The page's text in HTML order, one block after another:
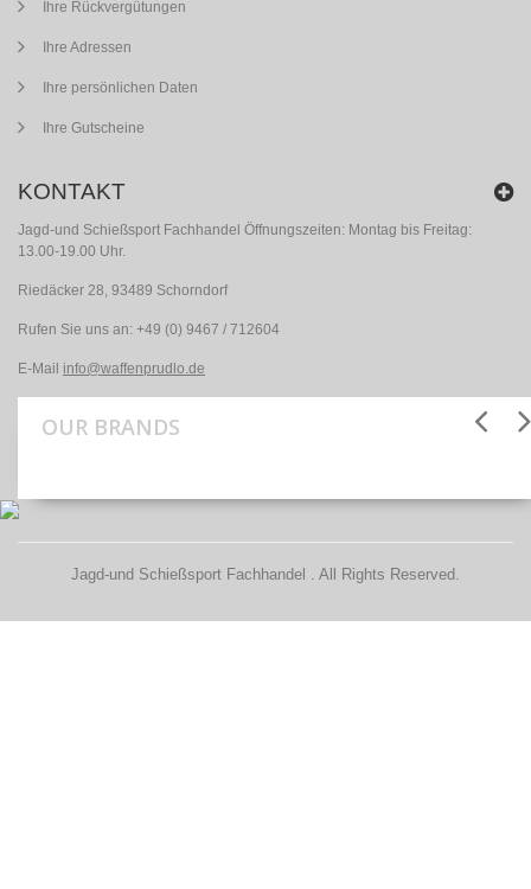
Ihre Rückvergütungen
Ihre Adressen
Ihre persönlichen Daten
Ihre Gutscheine
KONTAKT
Jagd-und Schießsport Fachhandel Öffnungszeiten: Montag bis Freitag:
13.00-19.00 Uhr.
Riedäcker 28, 93489 Schorndorf
Rufen Sie uns an: +49 (0) 9467 / 712604
E-Mail info@waffenprudlo.de
OUR BRANDS
Jagd-und Schießsport Fachhandel . All Rights Reserved.